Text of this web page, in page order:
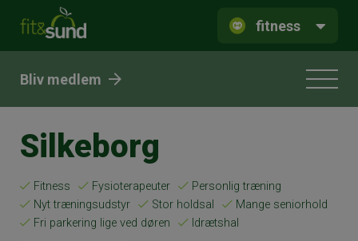
fitness
Bliv medlem
Silkeborg
Fitness Fysioterapeuter
Personlig træning
Nyt træningsudstyr
Stor holdsal
Mange seniorhold
Fri parkering lige ved døren
Idrætshal